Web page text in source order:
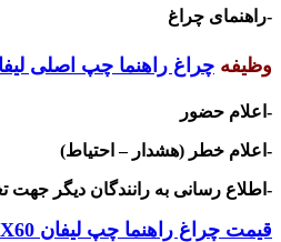
-راهنمای چراغ
وظیفه چراغ راهنما چپ اصلی
- اعلام حضور
- اعلام خطر (هشدار – احتیاط)
- اطلاع رسانی به رانندگان دیگر جهت
قیمت چراغ راهنما چپ لیفان